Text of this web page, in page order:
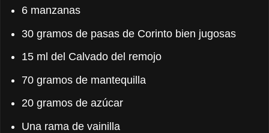
6 manzanas
30 gramos de pasas de Corinto bien jugosas
15 ml del Calvado del remojo
70 gramos de mantequilla
20 gramos de azúcar
Una rama de vainilla